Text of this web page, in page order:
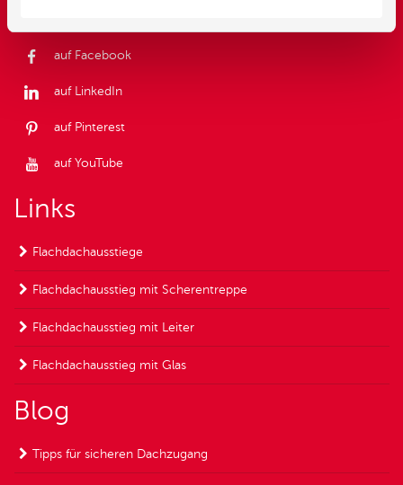
auf Facebook
auf LinkedIn
auf Pinterest
auf YouTube
Links
Flachdachausstiege
Flachdachausstieg mit Scherentreppe
Flachdachausstieg mit Leiter
Flachdachausstieg mit Glas
Blog
Tipps für sicheren Dachzugang